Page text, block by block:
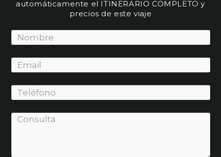
automáticamente el ITINERARIO COMPLETO y
precios de este viaje